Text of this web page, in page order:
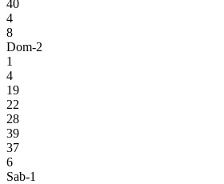
40
4
8
Dom-2
1
4
19
22
28
39
37
6
Sab-1